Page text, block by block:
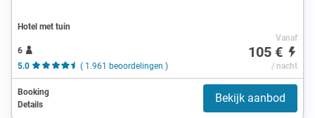
Hotel met tuin
6
5.0
( 1.961 beoordelingen )
Vanaf
105 €
/ nacht
Booking
Details
Bekijk aanbod